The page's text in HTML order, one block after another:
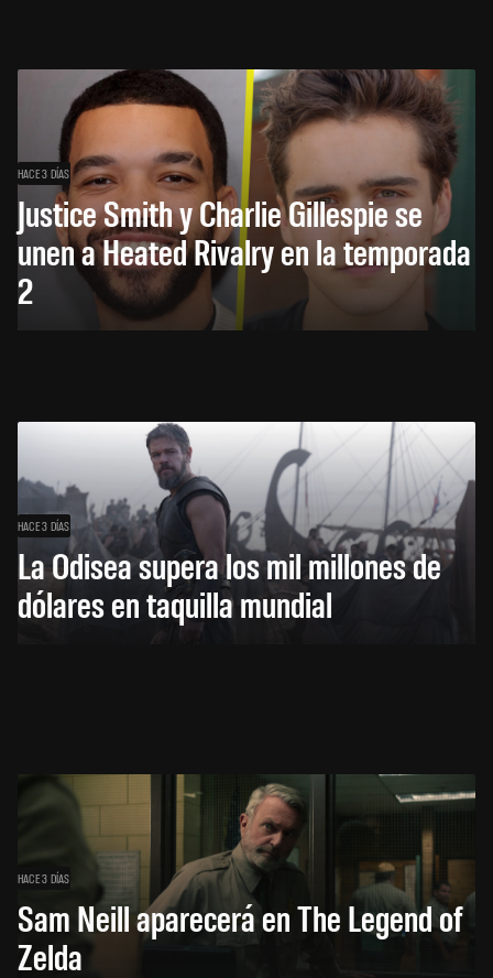
HACE 3 DÍAS
Justice Smith y Charlie Gillespie se
unen a Heated Rivalry en la temporada
2
HACE 3 DÍAS
La Odisea supera los mil millones de
dólares en taquilla mundial
HACE 3 DÍAS
Sam Neill aparecerá en The Legend of
Zelda